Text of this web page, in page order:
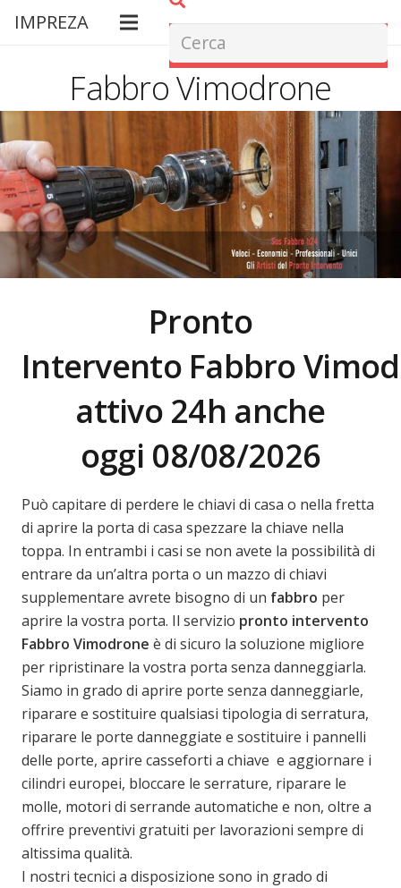
IMPREZA
Fabbro Vimodrone
Pronto
Intervento Fabbro
attivo 24h anche
oggi 08/08/2026
Può capitare di perdere le chiavi di casa o nella fretta
di aprire la porta di casa spezzare la chiave nella
toppa. In entrambi i casi se non avete la possibilità di
entrare da un’altra porta o un mazzo di chiavi
supplementare avrete bisogno di un fabbro per
aprire la vostra porta. Il servizio pronto intervento
Fabbro Vimodrone è di sicuro la soluzione migliore
per ripristinare la vostra porta senza danneggiarla.
Siamo in grado di aprire porte senza danneggiarle,
riparare e sostituire qualsiasi tipologia di serratura,
riparare le porte danneggiate e sostituire i pannelli
delle porte, aprire casseforti a chiave e aggiornare i
cilindri europei, bloccare le serrature, riparare le
molle, motori di serrande automatiche e non, oltre a
offrire preventivi gratuiti per lavorazioni sempre di
altissima qualità.
I nostri tecnici a disposizione sono in grado di